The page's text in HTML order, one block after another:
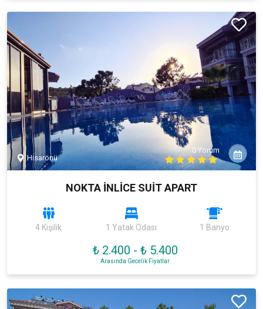
Hisarönü
0 Yorum
NOKTA İNLİCE SUİT APART
4 Kişilik 1 Yatak Odası 1 Banyo
₺ 2.400 - ₺ 5.400
Arasında Gecelik Fiyatlar